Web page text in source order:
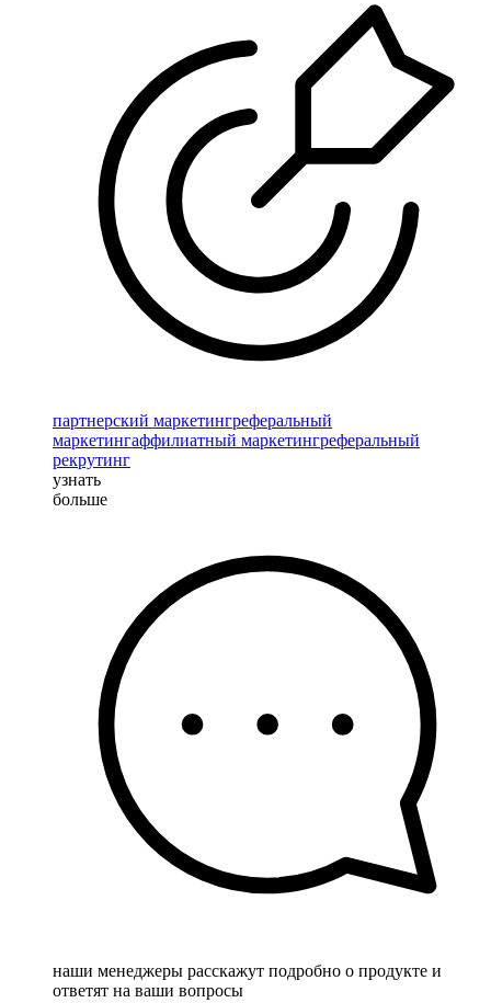
партнерский маркетингреферальный
маркетингаффилиатный маркетингреферальный
рекрутинг
узнать
больше
наши менеджеры расскажут подробно о продукте и
ответят на ваши вопросы